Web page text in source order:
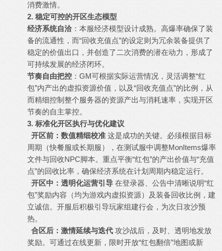
消费激情。
2. 稳定可控的开区生态模型
经济系统自洽 ：本服经济模型设计成熟。高爆率确保了装
备的流通性，而“回收充值点”的设定则为冗余装备提供了
稳定的价值出口，并创造了二次消费的潜在动力，形成了
可持续发展的经济闭环。
节奏自由把控 ：GM可根据实际运营情况，灵活调整“红
包”内产出的虚拟资源价值，以及“回收充值点”的比例，从
而精细控制整个服务器的资源产出与消耗速率，实现开区
节奏的自主掌控。
3. 标准化开区执行与优化建议
开区前：数值精细校准 这是成功的关键。必须根据目标
周期（快餐服或长期服），在测试服中调整MonItems爆率
文件与回收NPC脚本。重点平衡“红包”的产出价值与“充值
点”的回收比率，确保经济系统在计划周期内稳定运行。
开区中：透明化运营引导 在登录器、公告中清晰说明“红
包”奖励内容（均为游戏内虚拟资源）及装备回收比例，建
立诚信。开服后积极引导玩家组建行会，为次日攻沙预
热。
合区后：激情延续与迭代 攻沙战后，及时、透明地发放
奖励。可通过在线更新，限时开放“红包翻倍”地图或新